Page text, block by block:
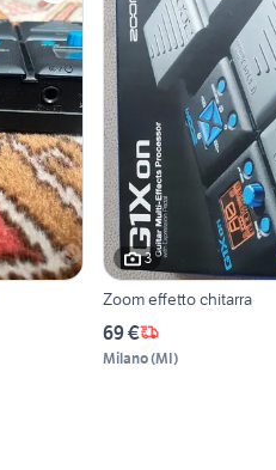
3
Zoom effetto chitarra
69 €
Milano(MI)